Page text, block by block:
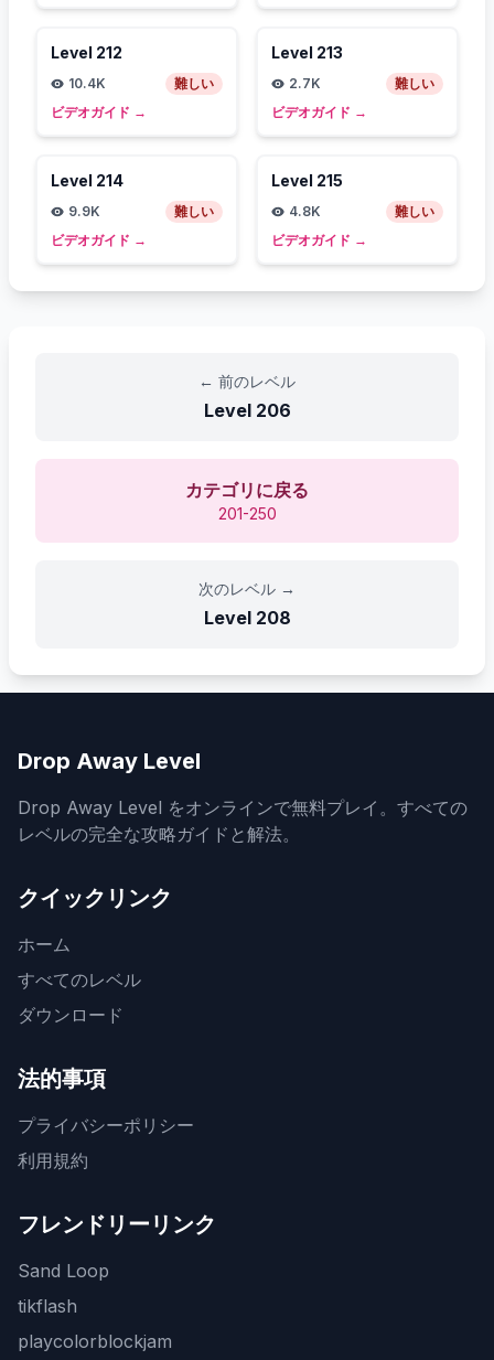
Level 212
10.4K
難しい
ビデオガイド →
Level 213
2.7K
難しい
ビデオガイド →
Level 214
9.9K
難しい
ビデオガイド →
Level 215
4.8K
難しい
ビデオガイド →
← 前のレベル
Level 206
カテゴリに戻る
201-250
次のレベル →
Level 208
Drop Away Level
Drop Away Level をオンラインで無料プレイ。すべての
レベルの完全な攻略ガイドと解法。
クイックリンク
ホーム
すべてのレベル
ダウンロード
法的事項
プライバシーポリシー
利用規約
フレンドリーリンク
Sand Loop
tikflash
playcolorblockjam